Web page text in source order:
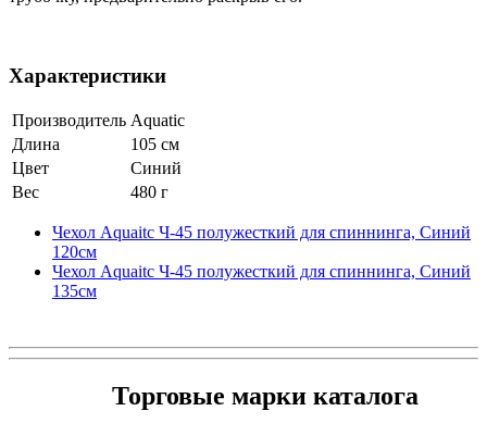
Характеристики
Производитель Aquatic
Длина
105 см
Цвет
Синий
Вес
480 г
Чехол Aquaitc Ч-45 полужесткий для спиннинга, Синий
120см
Чехол Aquaitc Ч-45 полужесткий для спиннинга, Синий
135см
Торговые марки каталога